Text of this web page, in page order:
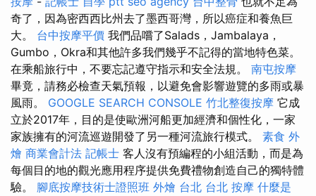
奇了，因為密西西比州去了墨西哥灣，所以癌症和養魚巨
大。 台中按摩平價 我們品嚐了Salads，Jambalaya，
Gumbo，Okra和其他許多我們幾乎不記得的當地特色菜。
在乘船旅行中，不要忘記遵守指示和安全法規。 南屯按摩
畢竟，請務必檢查天氣預報，以避免會影響遊覽的多雨或暴
風雨。 GOOGLE SEARCH CONSOLE 竹北整復按摩 它成
立於2017年，目的是使歐洲河船更加經濟和個性化，一家
家族擁有的河流巡遊開發了另一種河流旅行模式。 素食 外
燴 商業會計法 記帳士 客人沒有預編程的小組活動，而是為
每個目的地的觀光應用程序提供免費禮物創造自己的獨特體
驗。 腳底按摩技術士證照班 外燴 台北 台北 按摩 什麼是